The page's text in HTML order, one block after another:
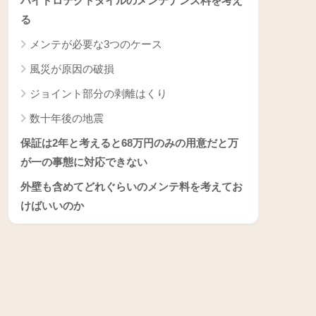
る
メンテが必要な3つのケース
風災が原因の破損
ジョイント部分の剥離はくり
数十年後の地震
保証は2年と考えると68万円のみの用意だと万
が一の事態に対応できない
外壁も含めてどれぐらいのメンテ料を考えてお
けばいいのか